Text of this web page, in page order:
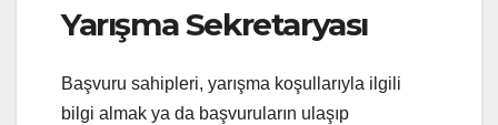
Yarışma Sekretaryası
Başvuru sahipleri, yarışma koşullarıyla ilgili
bilgi almak ya da başvuruların ulaşıp